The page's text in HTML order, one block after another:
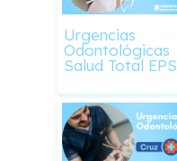
Urgencias
Odontológicas
Salud Total EPS